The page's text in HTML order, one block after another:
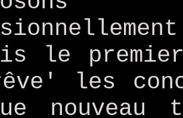
le
les
nouveau